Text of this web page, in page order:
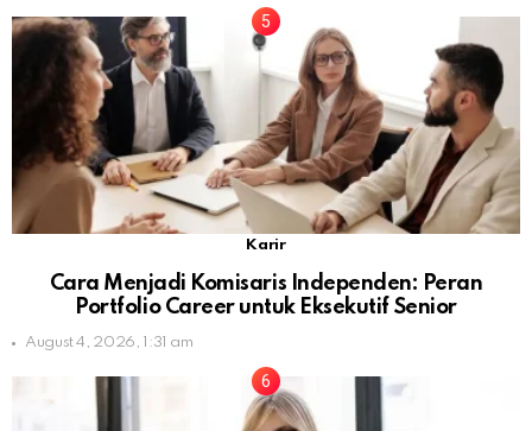
Karir
Cara Menjadi Komisaris Independen: Peran
Portfolio Career untuk Eksekutif Senior
August 4, 2026, 1:31 am